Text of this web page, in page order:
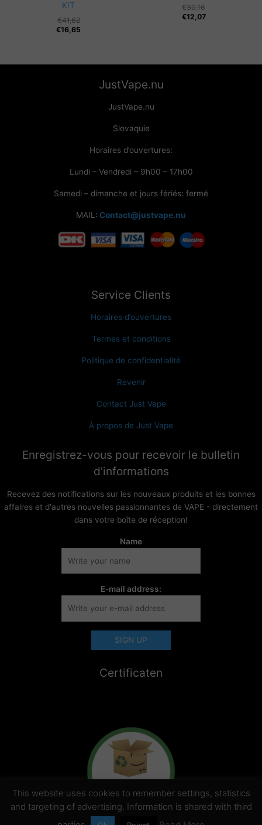
KIT
€41,62
€16,65
€30,16
€12,07
JustVape.nu
JustVape.nu
Slovaquie
Horaires d’ouvertures:
Lundi – Vendredi – 9h00 – 17h00
Samedi – dimanche et jours fériés: fermé
MAIL: Contact@justvape.nu
Service Clients
Horaires d’ouvertures
Termes et conditions
Politique de confidentialité
Revenir
Contact Just Vape
À propos de Just Vape
Enregistrez-vous pour recevoir le bulletin
d'informations
Recevez des notifications sur les nouveaux produits et les bonnes
affaires et d'autres nouvelles passionnantes de VAPE - directement
dans votre boîte de réception!
Name
E-mail address:
Certificaten
This website uses cookies to remember settings, statistics
and targeting of advertising. Information is shared with third